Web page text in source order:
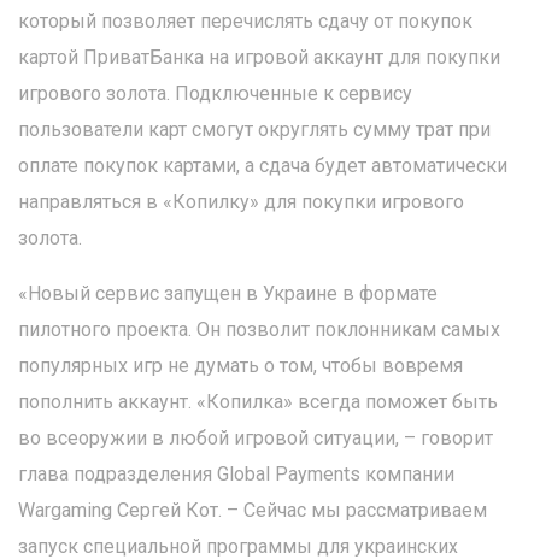
который позволяет перечислять сдачу от покупок
картой ПриватБанка на игровой аккаунт для покупки
игрового золота. Подключенные к сервису
пользователи карт смогут округлять сумму трат при
оплате покупок картами, а сдача будет автоматически
направляться в «Копилку» для покупки игрового
золота.
«Новый сервис запущен в Украине в формате
пилотного проекта. Он позволит поклонникам самых
популярных игр не думать о том, чтобы вовремя
пополнить аккаунт. «Копилка» всегда поможет быть
во всеоружии в любой игровой ситуации, – говорит
глава подразделения Global Payments компании
Wargaming Сергей Кот. – Сейчас мы рассматриваем
запуск специальной программы для украинских